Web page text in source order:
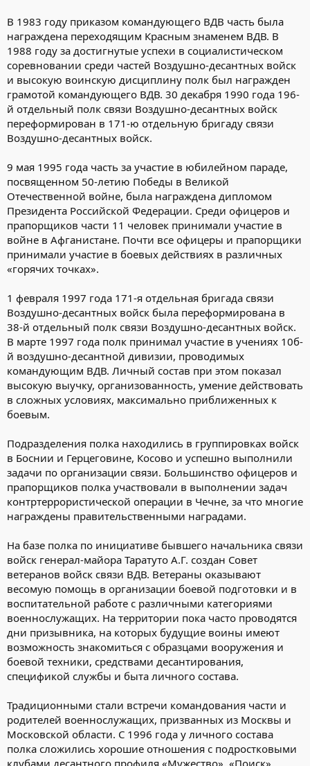
В 1983 году приказом командующего ВДВ часть была
награждена переходящим Красным знаменем ВДВ. В
1988 году за достигнутые успехи в социалистическом
соревновании среди частей Воздушно-десантных войск
и высокую воинскую дисциплину полк был награжден
грамотой командующего ВДВ. 30 декабря 1990 года 196-
й отдельный полк связи Воздушно-десантных войск
переформирован в 171-ю отдельную бригаду связи
Воздушно-десантных войск.
9 мая 1995 года часть за участие в юбилейном параде,
посвященном 50-летию Победы в Великой
Отечественной войне, была награждена дипломом
Президента Российской Федерации. Среди офицеров и
прапорщиков части 11 человек принимали участие в
войне в Афганистане. Почти все офицеры и прапорщики
принимали участие в боевых действиях в различных
«горячих точках».
1 февраля 1997 года 171-я отдельная бригада связи
Воздушно-десантных войск была переформирована в
38-й отдельный полк связи Воздушно-десантных войск.
В марте 1997 года полк принимал участие в учениях 10б-
й воздушно-десантной дивизии, проводимых
командующим ВДВ. Личный состав при этом показал
высокую выучку, организованность, умение действовать
в сложных условиях, максимально приближенных к
боевым.
Подразделения полка находились в группировках войск
в Боснии и Герцеговине, Косово и успешно выполнили
задачи по организации связи. Большинство офицеров и
прапорщиков полка участвовали в выполнении задач
контртеррористической операции в Чечне, за что многие
награждены правительственными наградами.
На базе полка по инициативе бывшего начальника связи
войск генерал-майора Таратуто А.Г. создан Совет
ветеранов войск связи ВДВ. Ветераны оказывают
весомую помощь в организации боевой подготовки и в
воспитательной работе с различными категориями
военнослужащих. На территории пока часто проводятся
дни призывника, на которых будущие воины имеют
возможность знакомиться с образцами вооружения и
боевой техники, средствами десантирования,
спецификой службы и быта личного состава.
Традиционными стали встречи командования части и
родителей военнослужащих, призванных из Москвы и
Московской области. С 1996 года у личного состава
полка сложились хорошие отношения с подростковыми
клубами десантного профиля «Мужество», «Поиск»,